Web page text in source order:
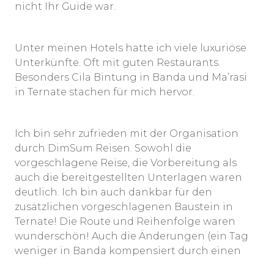
nicht Ihr Guide war.
Unter meinen Hotels hatte ich viele luxuriöse
Unterkünfte. Oft mit guten Restaurants.
Besonders Cila Bintung in Banda und Ma’rasi
in Ternate stachen für mich hervor.
Ich bin sehr zufrieden mit der Organisation
durch DimSum Reisen. Sowohl die
vorgeschlagene Reise, die Vorbereitung als
auch die bereitgestellten Unterlagen waren
deutlich. Ich bin auch dankbar für den
zusätzlichen vorgeschlagenen Baustein in
Ternate! Die Route und Reihenfolge waren
wunderschön! Auch die Änderungen (ein Tag
weniger in Banda kompensiert durch einen